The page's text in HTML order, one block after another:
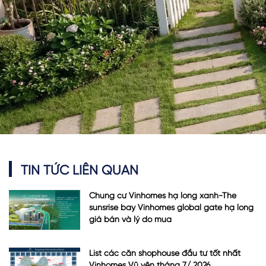
TIN TỨC LIÊN QUAN
Chung cư Vinhomes hạ long xanh-The
sunsrise bay Vinhomes global gate hạ long
giá bán và lý do mua
List các căn shophouse đầu tư tốt nhất